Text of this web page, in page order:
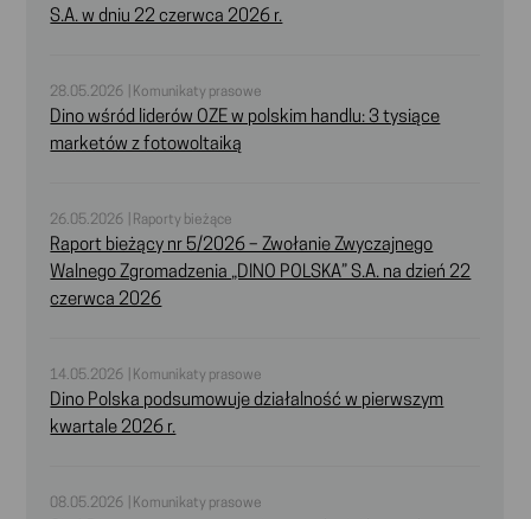
S.A. w dniu 22 czerwca 2026 r.
28.05.2026 | Komunikaty prasowe
Dino wśród liderów OZE w polskim handlu: 3 tysiące
marketów z fotowoltaiką
26.05.2026 | Raporty bieżące
Raport bieżący nr 5/2026 – Zwołanie Zwyczajnego
Walnego Zgromadzenia „DINO POLSKA” S.A. na dzień 22
czerwca 2026
14.05.2026 | Komunikaty prasowe
Dino Polska podsumowuje działalność w pierwszym
kwartale 2026 r.
08.05.2026 | Komunikaty prasowe